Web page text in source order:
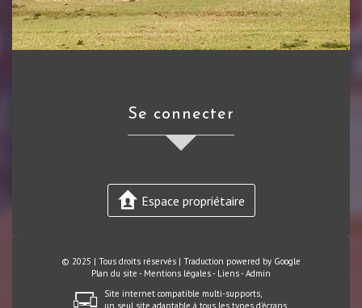
se connecter
Espace propriétaire
© 2025 | Tous droits réservés | Traduction powered by Google
Plan du site - Mentions légales- Liens-Admin
Site internet compatible multi-supports,
un seul site adaptable à tous les types d'écrans.